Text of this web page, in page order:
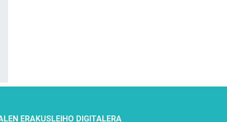
ERAKUSLEIHO DIGITALERA